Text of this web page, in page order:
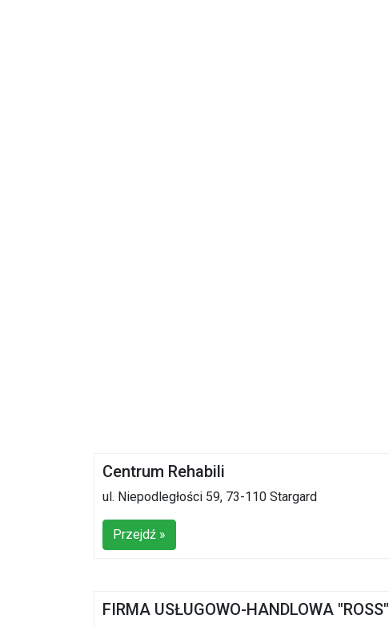
Centrum Rehabili
ul. Niepodległości 59, 73-110 Stargard
Przejdź »
FIRMA USŁUGOWO-HANDLOWA "ROSS"